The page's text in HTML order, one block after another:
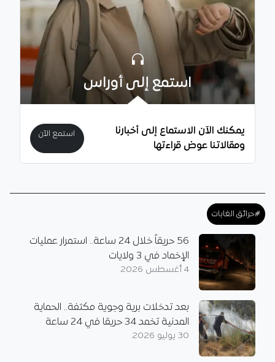
استمع إلى أوراس
يمكنك الآن الاستماع إلى أخبارنا
ومقالاتنا عوض قراءتها
استمع الآن
#حرائق الغابات
56 حريقاً خلال 24 ساعة.. استمرار عمليات
الإخماد في 3 ولايات
4 أغسطس 2026
بعد تدخلات برية وجوية مكثفة.. الحماية
المدنية تخمد 34 حريقا في 24 ساعة
30 يوليو 2026